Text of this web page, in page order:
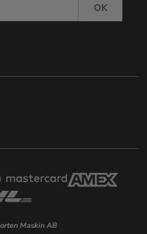
OK
Maskin AB